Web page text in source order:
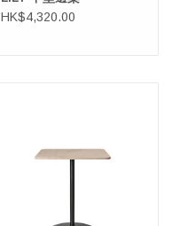
HK$4,320.00